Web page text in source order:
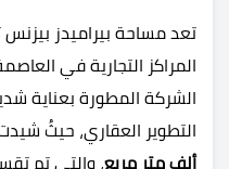
تعد مساحة بيراميدز بيزنس
المراكز التجارية في
الشركة المطورة بعناية
التطوير العقاري، حيثُ
ألف متر مربع